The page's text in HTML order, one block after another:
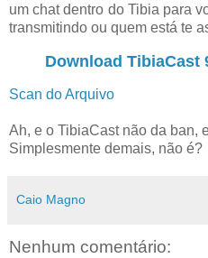
um chat dentro do Tibia para
transmitindo ou quem está te
Download TibiaCast
Scan do Arquivo
Ah, e o TibiaCast não da ban,
Simplesmente demais, não é?
Caio Magno
Nenhum comentário: